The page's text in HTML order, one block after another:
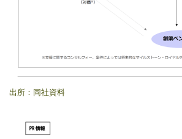
出所：同社資料